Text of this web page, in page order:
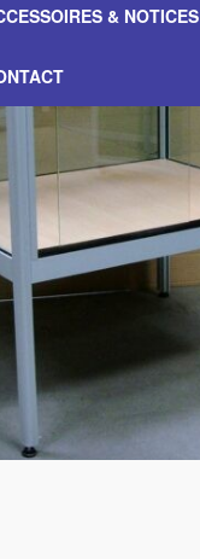
& NOTICES